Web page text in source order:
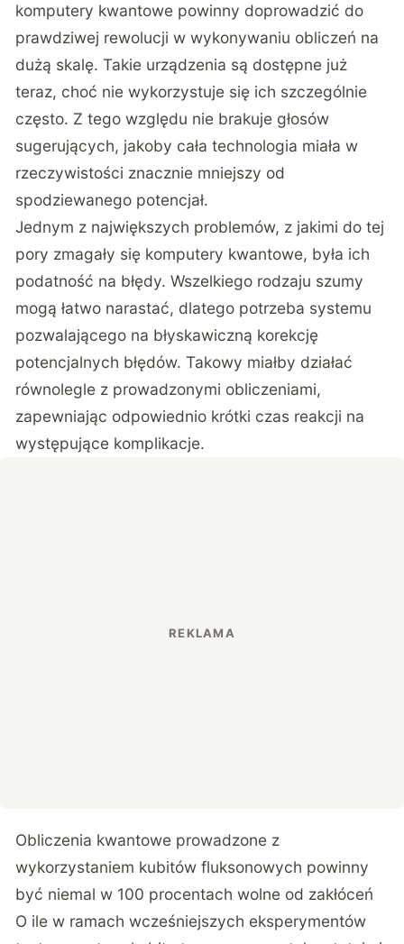
komputery kwantowe powinny doprowadzić do
prawdziwej rewolucji w wykonywaniu obliczeń na
dużą skalę. Takie urządzenia są dostępne już
teraz, choć nie wykorzystuje się ich szczególnie
często. Z tego względu nie brakuje głosów
sugerujących, jakoby cała technologia miała w
rzeczywistości znacznie mniejszy od
spodziewanego potencjał.
Jednym z największych problemów, z jakimi do tej
pory zmagały się komputery kwantowe, była ich
podatność na błędy. Wszelkiego rodzaju szumy
mogą łatwo narastać, dlatego potrzeba systemu
pozwalającego na błyskawiczną korekcję
potencjalnych błędów. Takowy miałby działać
równolegle z prowadzonymi obliczeniami,
zapewniając odpowiednio krótki czas reakcji na
występujące komplikacje.
Obliczenia kwantowe prowadzone z
wykorzystaniem kubitów fluksonowych powinny
być niemal w 100 procentach wolne od zakłóceń
O ile w ramach wcześniejszych eksperymentów